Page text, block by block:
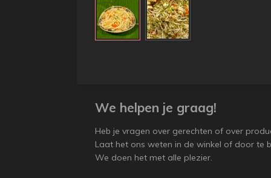
We helpen je graag!
Heb je vragen over gerechten of over
Laat het ons weten in de winkel of door te
We doen het met alle plezier.